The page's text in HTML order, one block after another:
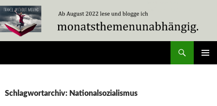
Zum
Inhalt
springen
Schlagwortarchiv: Nationalsozialismus